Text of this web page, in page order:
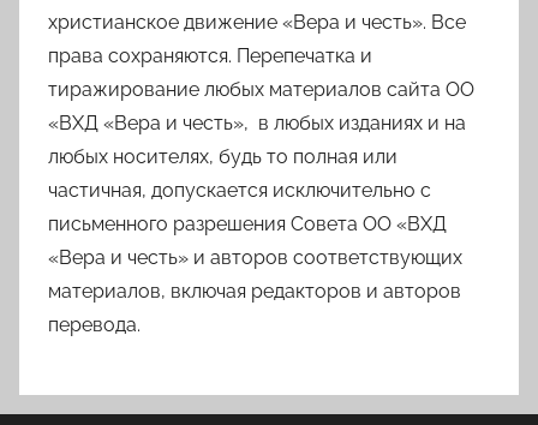
христианское движение «Вера и честь». Все
права сохраняются. Перепечатка и
тиражирование любых материалов сайта ОО
«ВХД «Вера и честь», в любых изданиях и на
любых носителях, будь то полная или
частичная, допускается исключительно с
письменного разрешения Совета ОО «ВХД
«Вера и честь» и авторов соответствующих
материалов, включая редакторов и авторов
перевода.